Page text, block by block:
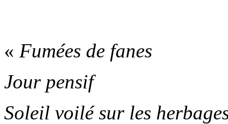
« Fumées de fanes
Jour pensif
Soleil voilé sur les